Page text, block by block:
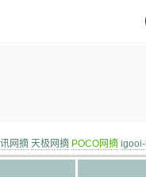
网摘 天极网摘 POCO网摘